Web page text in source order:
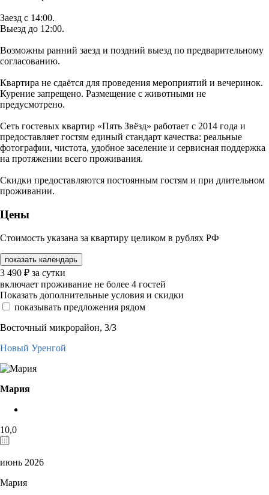
Заезд с 14:00.
Выезд до 12:00.
Возможны ранний заезд и поздний выезд по предварительному
согласованию.
Квартира не сдаётся для проведения мероприятий и вечеринок.
Курение запрещено. Размещение с животными не
предусмотрено.
Сеть гостевых квартир «Пять Звёзд» работает с 2014 года и
предоставляет гостям единый стандарт качества: реальные
фотографии, чистота, удобное заселение и сервисная поддержка
на протяжении всего проживания.
Скидки предоставляются постоянным гостям и при длительном
проживании.
Цены
Стоимость указана за квартиру целиком в рублях РФ
показать календарь
3 490 ₽ за сутки
включает проживание не более 4 гостей
Показать дополнительные условия и скидки
показывать предложения рядом
Восточный микрорайон, 3/3
Новый Уренгой
Мария
10,0
июнь 2026
Мария